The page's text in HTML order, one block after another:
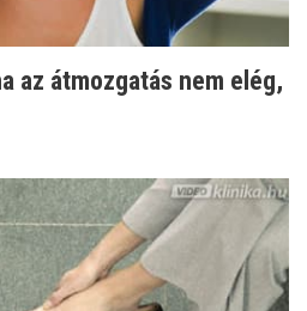
az átmozgatás nem elég,